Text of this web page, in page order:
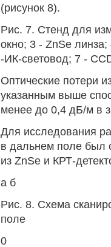
(рисунок 8).
Рис. 7. Стенд для
окно; 3 - ZnSe
-ИК-световод; 7 -
Оптические потери
указанным выше
менее до 0,4 дБ/м в
Для исследования
в дальнем поле был
из ZnSe и КРТ-
а б
Рис. 8. Схема
поле
0